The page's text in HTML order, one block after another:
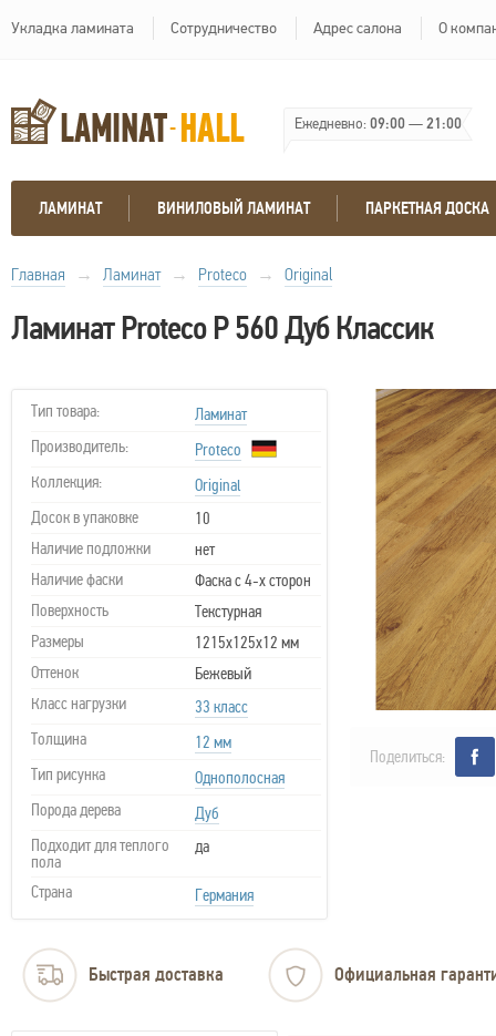
Укладка ламината Сотрудничество Адрес салона О
Ежедневно:09:00—21:00
ЛАМИНАТ ВИНИЛОВЫЙ ЛАМИНАТ ПАРКЕТНАЯ ДОСКА
Главная → Ламинат → Proteco → Original
Ламинат Proteco P 560 Дуб Классик
Тип товара:
Ламинат
Производитель:
Proteco
Коллекция:
Original
Досок в упаковке
10
Наличие подложки
нет
Наличие фаски
Фаска с 4-х сторон
Поверхность
Текстурная
Размеры
1215х125х12 мм
Оттенок
Бежевый
Класс нагрузки
33 класс
Толщина
12 мм
Тип рисунка
Однополосная
Порода дерева
Дуб
Подходит для теплого
пола
да
Страна Германия
Поделиться:
Быстрая доставка Официальная